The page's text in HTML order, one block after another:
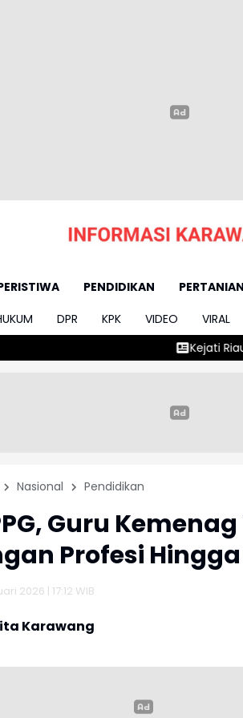
PENDIDIKAN PERTANIAN
DPR KPK VIDEO VIRAL
Kejati Riau Dalami Dugaan
Nasional Pendidikan
Guru
Profesi
2026 | 17:12 WIB
Karawang